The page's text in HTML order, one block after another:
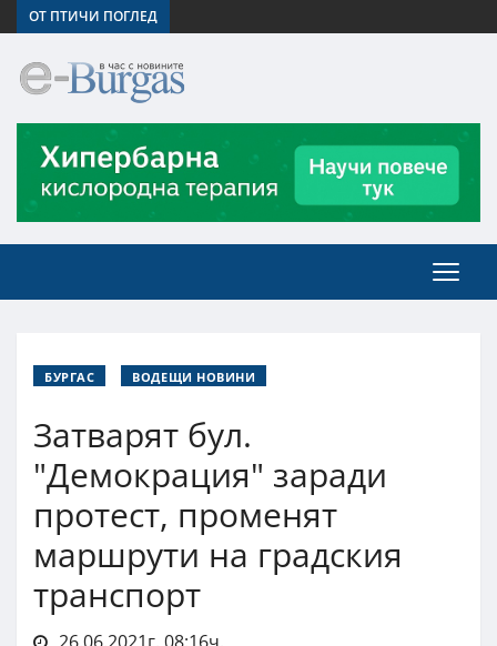
ОТ ПТИЧИ ПОГЛЕД
БУРГАС ВОДЕЩИ НОВИНИ
Затварят бул.
"Демокрация" заради
протест, променят
маршрути на градския
транспорт